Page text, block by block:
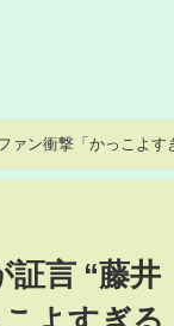
ァン衝撃「かっこよす
証言 “藤井
よすぎる